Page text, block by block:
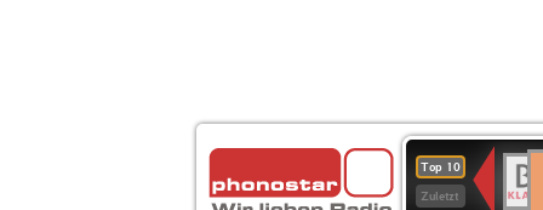
Top 10
Zuletzt
BR-